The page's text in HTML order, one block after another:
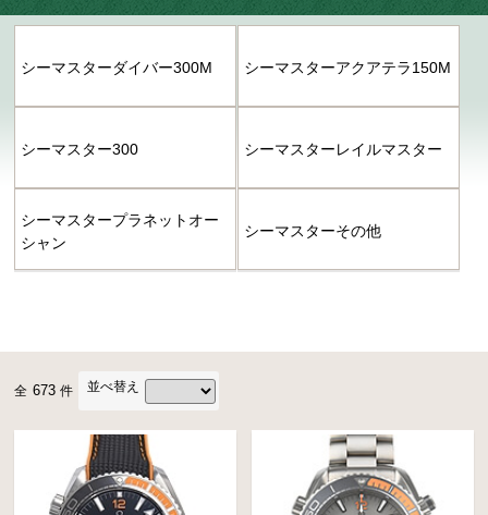
スターを表すシンボルマークとして有名なディテールです。宝石広場では、常
スポーツウォッチ「シーマスター」コレクションを、バリエーション豊富に多
シーマスターダイバー300M シーマスターアクアテラ150M
シーマスター300 シーマスターレイルマスター
シーマスタープラネットオー
シャン
シーマスターその他
全 673 件 並べ替え